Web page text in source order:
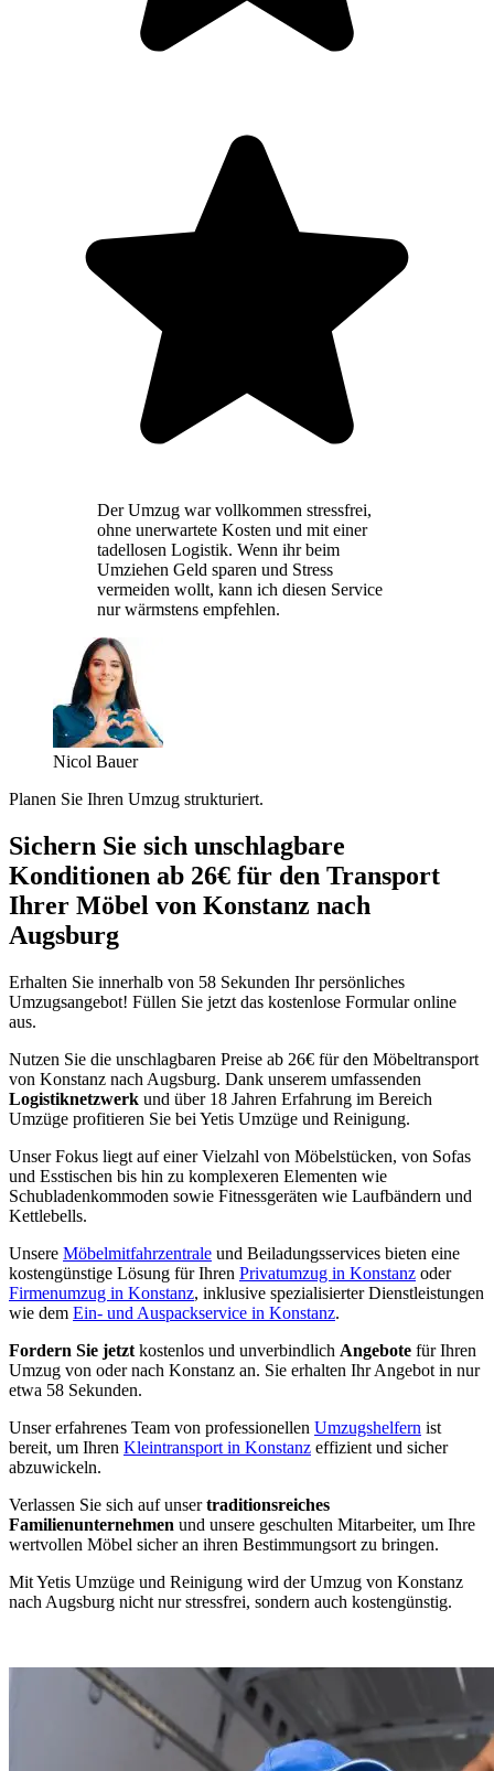
Der Umzug war vollkommen stressfrei,
ohne unerwartete Kosten und mit einer
tadellosen Logistik. Wenn ihr beim
Umziehen Geld sparen und Stress
vermeiden wollt, kann ich diesen Service
nur wärmstens empfehlen.
Nicol Bauer
Planen Sie Ihren Umzug strukturiert.
Sichern Sie sich unschlagbare
Konditionen ab 26€ für den Transport
Ihrer Möbel von Konstanz nach
Augsburg
Erhalten Sie innerhalb von 58 Sekunden Ihr persönliches
Umzugsangebot! Füllen Sie jetzt das kostenlose Formular online
aus.
Nutzen Sie die unschlagbaren Preise ab 26€ für den Möbeltransport
von Konstanz nach Augsburg. Dank unserem umfassenden
Logistiknetzwerk und über 18 Jahren Erfahrung im Bereich
Umzüge profitieren Sie bei Yetis Umzüge und Reinigung.
Unser Fokus liegt auf einer Vielzahl von Möbelstücken, von Sofas
und Esstischen bis hin zu komplexeren Elementen wie
Schubladenkommoden sowie Fitnessgeräten wie Laufbändern und
Kettlebells.
Unsere Möbelmitfahrzentrale und Beiladungsservices bieten eine
kostengünstige Lösung für Ihren Privatumzug in Konstanz oder
Firmenumzug in Konstanz, inklusive spezialisierter Dienstleistungen
wie dem Ein- und Auspackservice in Konstanz.
Fordern Sie jetzt kostenlos und unverbindlich Angebote für Ihren
Umzug von oder nach Konstanz an. Sie erhalten Ihr Angebot in nur
etwa 58 Sekunden.
Unser erfahrenes Team von professionellen Umzugshelfern ist
bereit, um Ihren Kleintransport in Konstanz effizient und sicher
abzuwickeln.
Verlassen Sie sich auf unsertraditionsreiches
Familienunternehmen und unsere geschulten Mitarbeiter, um Ihre
wertvollen Möbel sicher an ihren Bestimmungsort zu bringen.
Mit Yetis Umzüge und Reinigung wird der Umzug von Konstanz
nach Augsburg nicht nur stressfrei, sondern auch kostengünstig.